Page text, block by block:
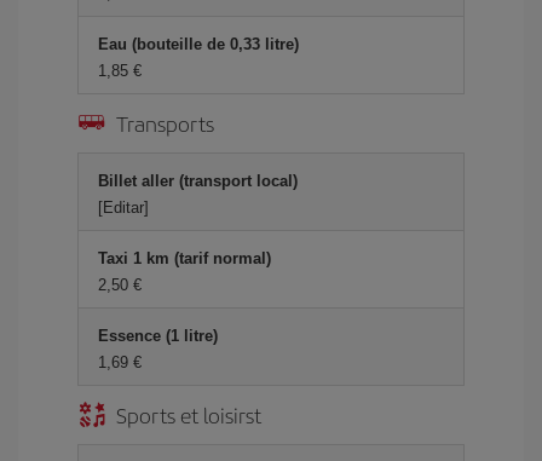
Eau (bouteille de 0,33 litre)
1,85 €
Transports
Billet aller (transport local)
[Editar]
Taxi 1 km (tarif normal)
2,50 €
Essence (1 litre)
1,69 €
Sports et loisirst